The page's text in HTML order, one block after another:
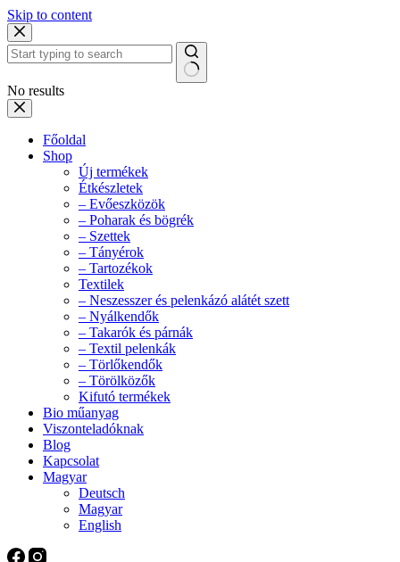
Skip to content
No results
Főoldal
Shop
Új termékek
Étkészletek
– Evőeszközök
– Poharak és bögrék
– Szettek
– Tányérok
– Tartozékok
Textilek
– Neszesszer és pelenkázó alátét szett
– Nyálkendők
– Takarók és párnák
– Textil pelenkák
– Törlőkendők
– Törölközők
Kifutó termékek
Bio műanyag
Viszonteladóknak
Blog
Kapcsolat
Magyar
Deutsch
Magyar
English